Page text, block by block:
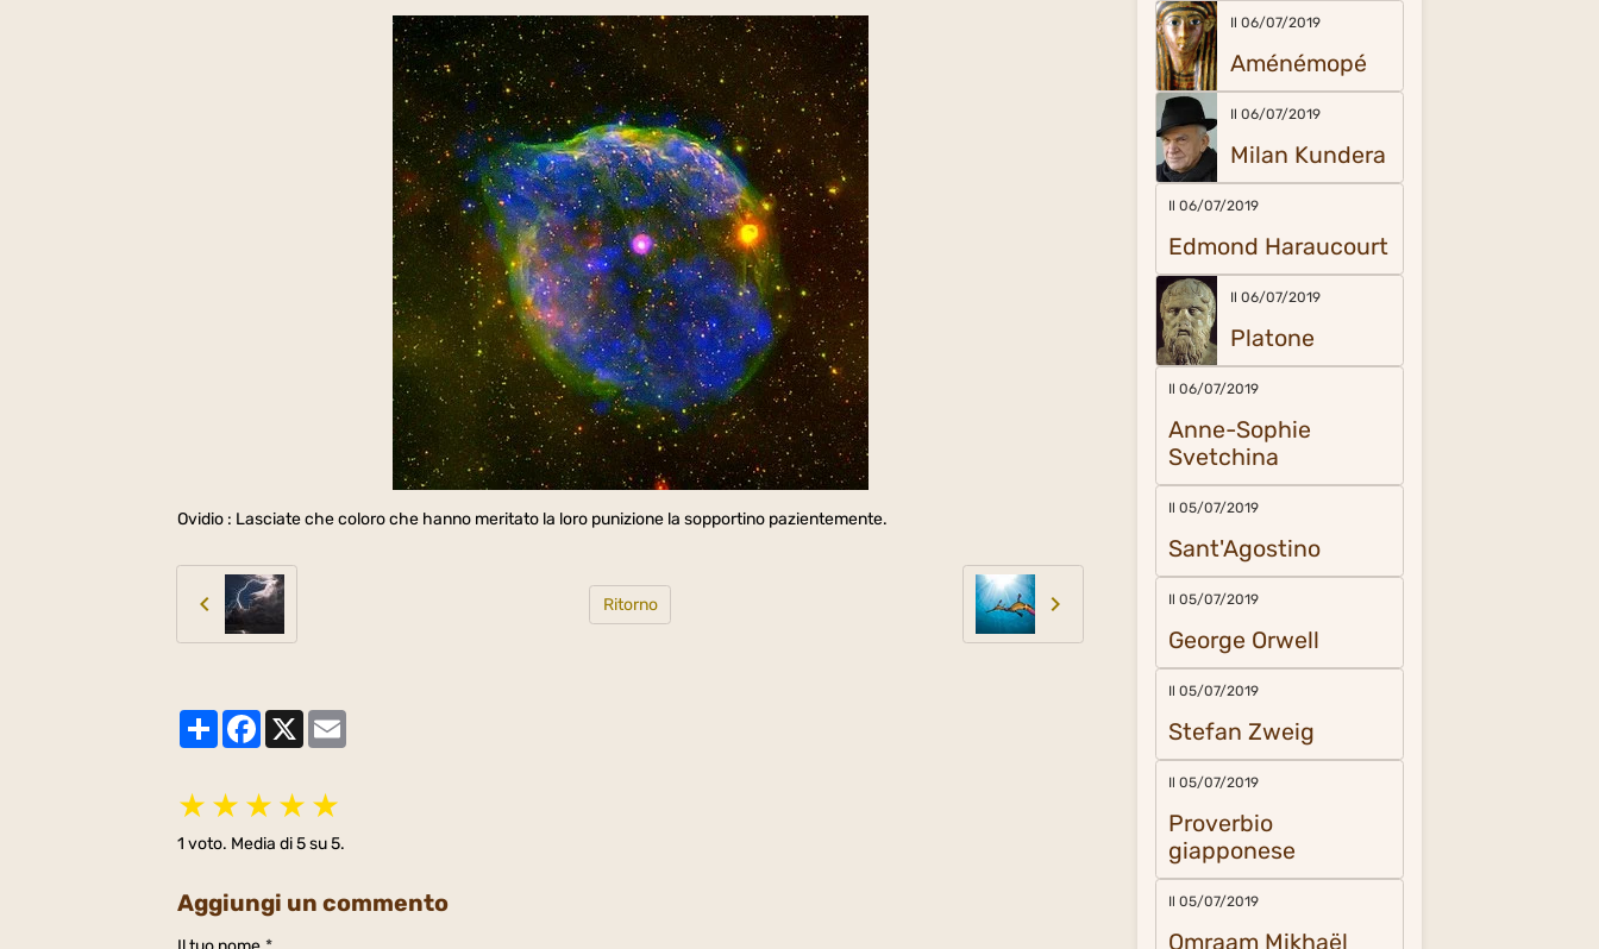
Ovidio : Lasciate che coloro che hanno meritato la loro punizione la sopportino pazientemente.
Ritorno
PartagerFacebook
X
★ ★ ★ ★ ★
1 voto. Media di5su 5.
Aggiungi un commento
Il 06/07/2019
Aménémopé
Il 06/07/2019
Milan Kundera
Il 06/07/2019
Edmond Haraucourt
Il 06/07/2019
Platone
Il 06/07/2019
Anne-Sophie
Svetchina
Il 05/07/2019
Sant'Agostino
Il 05/07/2019
George Orwell
Il 05/07/2019
Stefan Zweig
Il 05/07/2019
Proverbio
giapponese
Il 05/07/2019
Omraam Mikhaël